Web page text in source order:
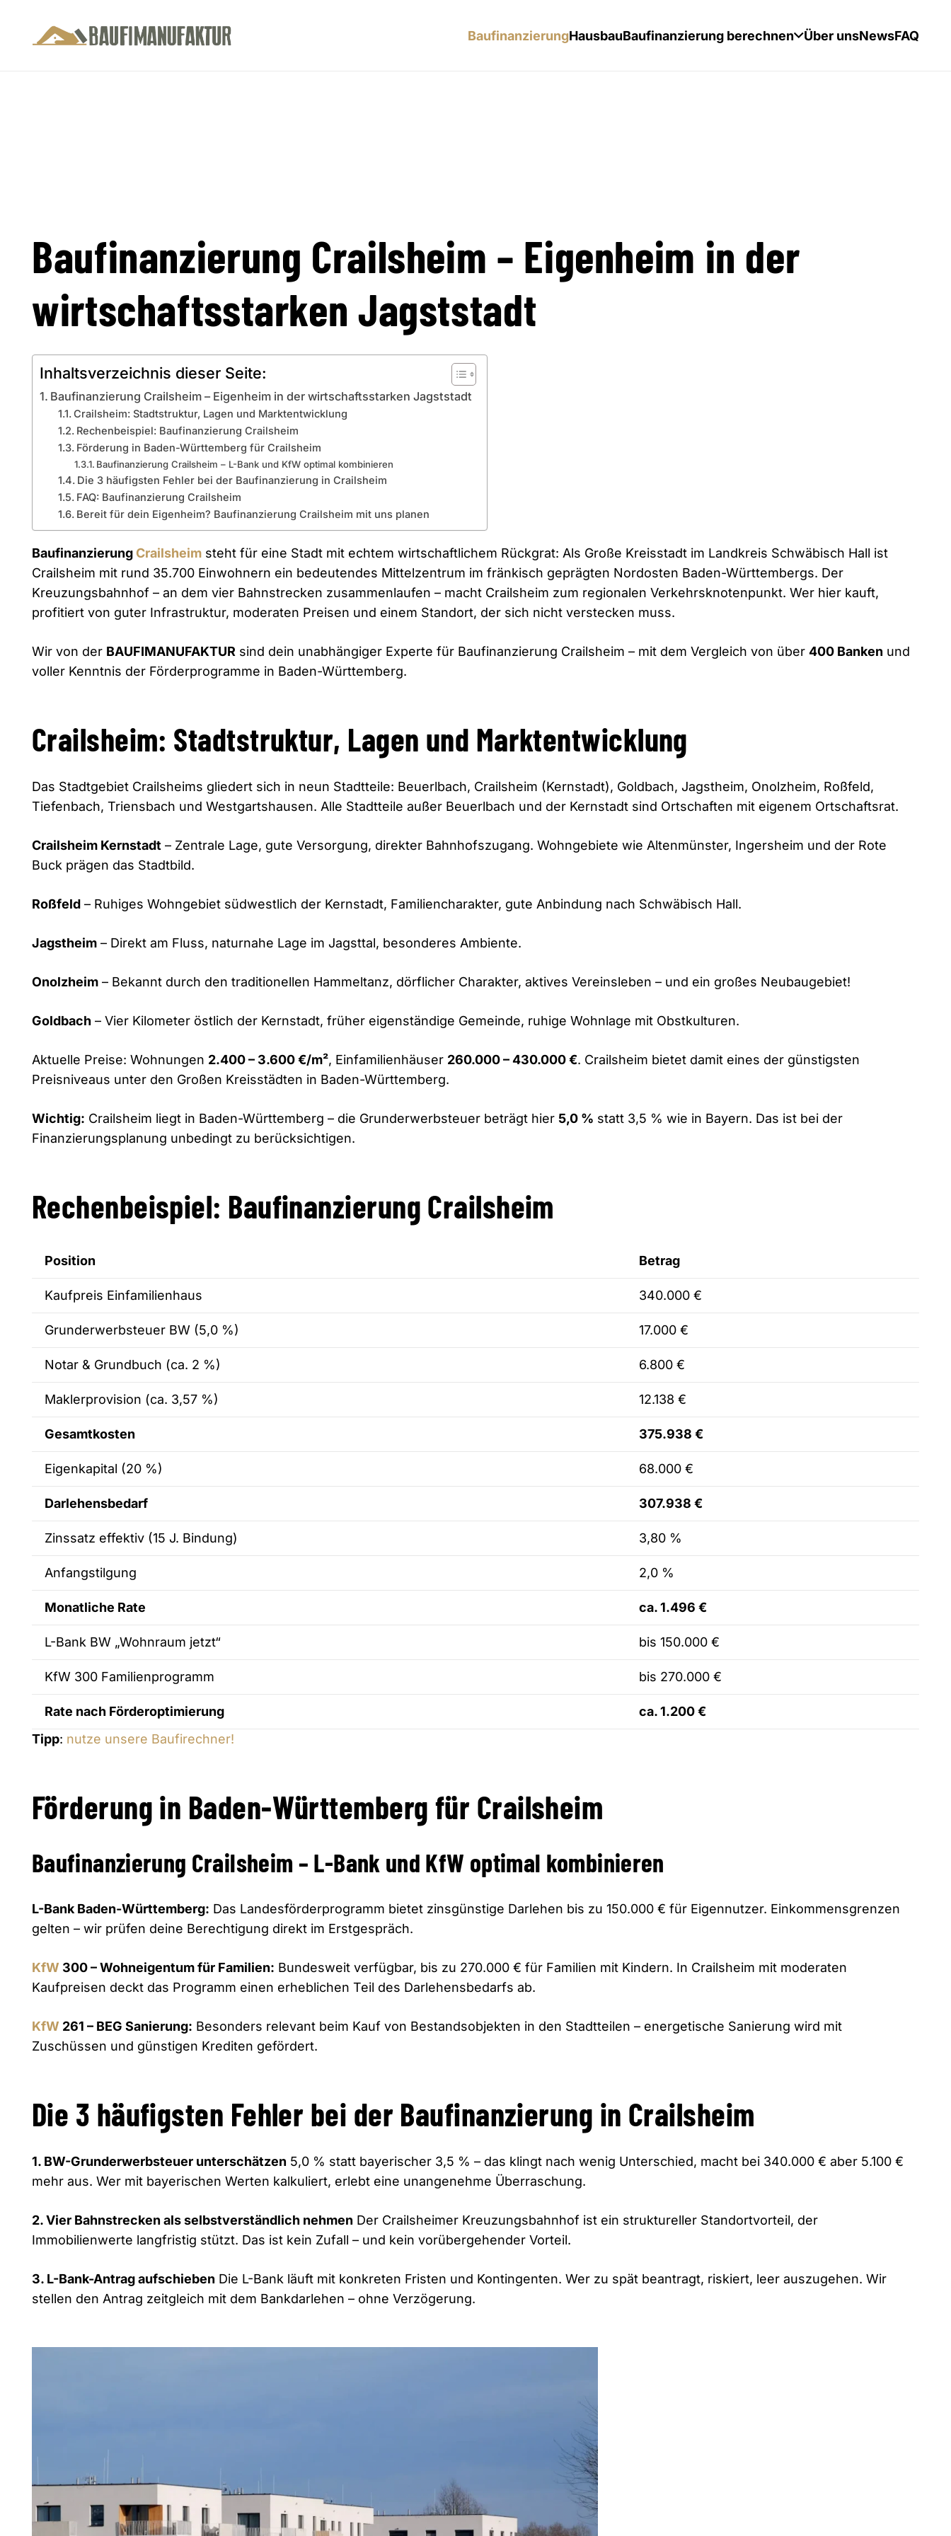
BaufinanzierungHausbauBaufinanzierung berechnen Über unsNewsFAQ
Baufinanzierung Crailsheim – Eigenheim in der
wirtschaftsstarken Jagststadt
Inhaltsverzeichnis dieser Seite:
Baufinanzierung Crailsheim – Eigenheim in der wirtschaftsstarken Jagststadt
Crailsheim: Stadtstruktur, Lagen und Marktentwicklung
Rechenbeispiel: Baufinanzierung Crailsheim
Förderung in Baden-Württemberg für Crailsheim
Baufinanzierung Crailsheim – L-Bank und KfW optimal kombinieren
Die 3 häufigsten Fehler bei der Baufinanzierung in Crailsheim
FAQ: Baufinanzierung Crailsheim
Bereit für dein Eigenheim? Baufinanzierung Crailsheim mit uns planen
Baufinanzierung Crailsheim steht für eine Stadt mit echtem wirtschaftlichem Rückgrat: Als Große Kreisstadt im Landkreis Schwäbisch Hall ist
Crailsheim mit rund 35.700 Einwohnern ein bedeutendes Mittelzentrum im fränkisch geprägten Nordosten Baden-Württembergs. Der
Kreuzungsbahnhof – an dem vier Bahnstrecken zusammenlaufen – macht Crailsheim zum regionalen Verkehrsknotenpunkt. Wer hier kauft,
profitiert von guter Infrastruktur, moderaten Preisen und einem Standort, der sich nicht verstecken muss.
Wir von der BAUFIMANUFAKTUR sind dein unabhängiger Experte für Baufinanzierung Crailsheim – mit dem Vergleich von über 400 Banken und
voller Kenntnis der Förderprogramme in Baden-Württemberg.
Crailsheim: Stadtstruktur, Lagen und Marktentwicklung
Das Stadtgebiet Crailsheims gliedert sich in neun Stadtteile: Beuerlbach, Crailsheim (Kernstadt), Goldbach, Jagstheim, Onolzheim, Roßfeld,
Tiefenbach, Triensbach und Westgartshausen. Alle Stadtteile außer Beuerlbach und der Kernstadt sind Ortschaften mit eigenem Ortschaftsrat.
Crailsheim Kernstadt – Zentrale Lage, gute Versorgung, direkter Bahnhofszugang. Wohngebiete wie Altenmünster, Ingersheim und der Rote
Buck prägen das Stadtbild.
Roßfeld – Ruhiges Wohngebiet südwestlich der Kernstadt, Familiencharakter, gute Anbindung nach Schwäbisch Hall.
Jagstheim – Direkt am Fluss, naturnahe Lage im Jagsttal, besonderes Ambiente.
Onolzheim – Bekannt durch den traditionellen Hammeltanz, dörflicher Charakter, aktives Vereinsleben – und ein großes Neubaugebiet!
Goldbach – Vier Kilometer östlich der Kernstadt, früher eigenständige Gemeinde, ruhige Wohnlage mit Obstkulturen.
Aktuelle Preise: Wohnungen 2.400 – 3.600 €/m², Einfamilienhäuser 260.000 – 430.000 €. Crailsheim bietet damit eines der günstigsten
Preisniveaus unter den Großen Kreisstädten in Baden-Württemberg.
Wichtig: Crailsheim liegt in Baden-Württemberg – die Grunderwerbsteuer beträgt hier 5,0 % statt 3,5 % wie in Bayern. Das ist bei der
Finanzierungsplanung unbedingt zu berücksichtigen.
Rechenbeispiel: Baufinanzierung Crailsheim
Position Betrag
Kaufpreis Einfamilienhaus 340.000 €
Grunderwerbsteuer BW (5,0 %) 17.000 €
Notar & Grundbuch (ca. 2 %) 6.800 €
Maklerprovision (ca. 3,57 %) 12.138 €
Gesamtkosten 375.938 €
Eigenkapital (20 %) 68.000 €
Darlehensbedarf 307.938 €
Zinssatz effektiv (15 J. Bindung) 3,80 %
Anfangstilgung 2,0 %
Monatliche Rate ca. 1.496 €
L-Bank BW „Wohnraum jetzt“ bis 150.000 €
KfW 300 Familienprogramm bis 270.000 €
Rate nach Förderoptimierung
ca. 1.200 €
Tipp: nutze unsere Baufirechner!
Förderung in Baden-Württemberg für Crailsheim
Baufinanzierung Crailsheim – L-Bank und KfW optimal kombinieren
L-Bank Baden-Württemberg: Das Landesförderprogramm bietet zinsgünstige Darlehen bis zu 150.000 € für Eigennutzer. Einkommensgrenzen
gelten – wir prüfen deine Berechtigung direkt im Erstgespräch.
KfW 300 – Wohneigentum für Familien: Bundesweit verfügbar, bis zu 270.000 € für Familien mit Kindern. In Crailsheim mit moderaten
Kaufpreisen deckt das Programm einen erheblichen Teil des Darlehensbedarfs ab.
KfW 261 – BEG Sanierung: Besonders relevant beim Kauf von Bestandsobjekten in den Stadtteilen – energetische Sanierung wird mit
Zuschüssen und günstigen Krediten gefördert.
Die 3 häufigsten Fehler bei der Baufinanzierung in Crailsheim
1. BW-Grunderwerbsteuer unterschätzen 5,0 % statt bayerischer 3,5 % – das klingt nach wenig Unterschied, macht bei 340.000 € aber 5.100 €
mehr aus. Wer mit bayerischen Werten kalkuliert, erlebt eine unangenehme Überraschung.
2. Vier Bahnstrecken als selbstverständlich nehmen Der Crailsheimer Kreuzungsbahnhof ist ein struktureller Standortvorteil, der
Immobilienwerte langfristig stützt. Das ist kein Zufall – und kein vorübergehender Vorteil.
3. L-Bank-Antrag aufschieben Die L-Bank läuft mit konkreten Fristen und Kontingenten. Wer zu spät beantragt, riskiert, leer auszugehen. Wir
stellen den Antrag zeitgleich mit dem Bankdarlehen – ohne Verzögerung.